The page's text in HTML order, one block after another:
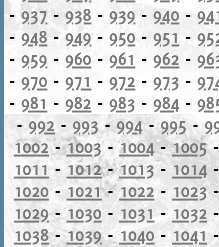
-937- 938 - 939- 940 -
- 948- 949 - 950 - 951 -
- 959 - 960 - 961 - 962 -
- 970 - 971 - 972 - 973 -
- 981 - 982 - 983 - 984 -
- 992 - 993 -994-995 -
1002-1003-1004-1005
1011 - 1012-1013-1014
1020 - 1021-1022- 1023
1029-1030 - 1031- 1032
1038-1039-1040- 1041